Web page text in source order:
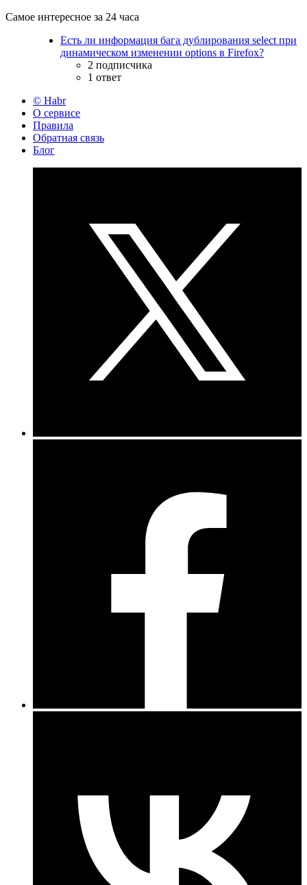
Самое интересное за 24 часа
Есть ли информация бага дублирования select при
динамическом изменении options в Firefox?
2 подписчика
1 ответ
© Habr
О сервисе
Правила
Обратная связь
Блог